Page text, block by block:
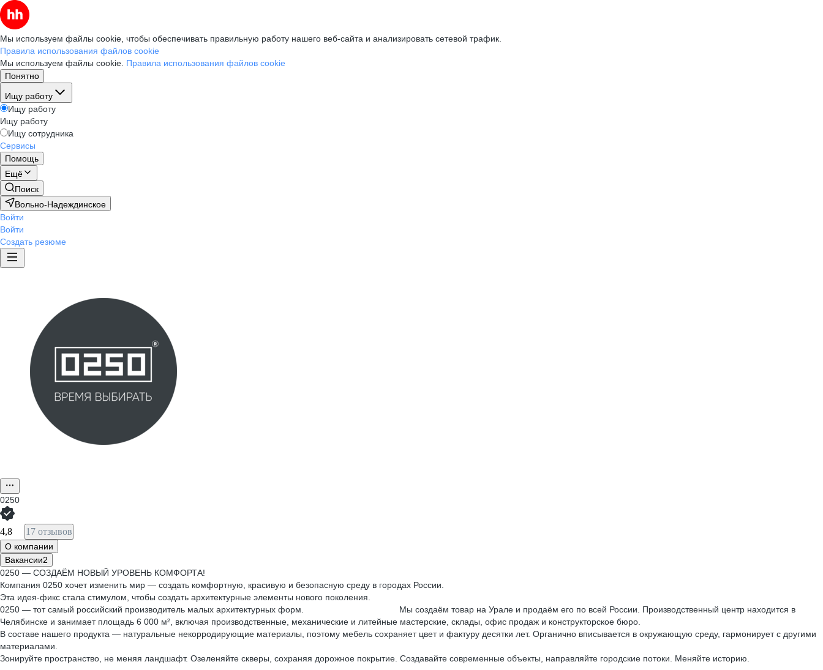
Мы используем файлы cookie, чтобы обеспечивать правильную работу нашего веб-сайта и анализировать сетевой трафик.
Правила использования файлов cookie
Мы используем файлы cookie. Правила использования файлов cookie
Понятно
Ищу работу
Ищу работу
Ищу работу
Ищу сотрудника
Сервисы
Помощь
Ещё
Поиск
Вольно-Надеждинское
Войти
Войти
Создать резюме
0250
4,8 17 отзывов
О компании
Вакансии2
0250 — СОЗДАЁМ НОВЫЙ УРОВЕНЬ КОМФОРТА!
Компания 0250 хочет изменить мир — создать комфортную, красивую и безопасную среду в городах России.
Эта идея-фикс стала стимулом, чтобы создать архитектурные элементы нового поколения.
0250 — тот самый российский производитель малых архитектурных форм. Мы создаём товар на Урале и продаём его по всей России. Производственный центр находится в
Челябинске и занимает площадь 6 000 м², включая производственные, механические и литейные мастерские, склады, офис продаж и конструкторское бюро.
В составе нашего продукта — натуральные некорродирующие материалы, поэтому мебель сохраняет цвет и фактуру десятки лет. Органично вписывается в окружающую среду, гармонирует с другими
материалами.
Зонируйте пространство, не меняя ландшафт. Озеленяйте скверы, сохраняя дорожное покрытие. Создавайте современные объекты, направляйте городские потоки. Меняйте историю.